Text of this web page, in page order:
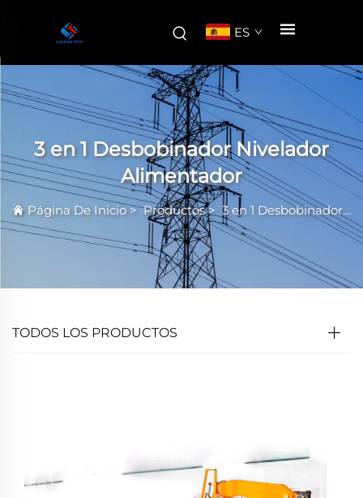
ES
3 en 1 Desbobinador Nivelador
Alimentador
Página De Inicio>Productos> 3 en 1 Desbobinador Nivelador Alimentador
TODOS LOS PRODUCTOS